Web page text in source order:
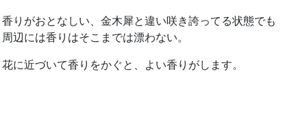
香りがおとなしい、金木犀と違い咲き誇ってる状態でも
周辺には香りはそこまでは漂わない。
花に近づいて香りをかぐと、よい香りがします。